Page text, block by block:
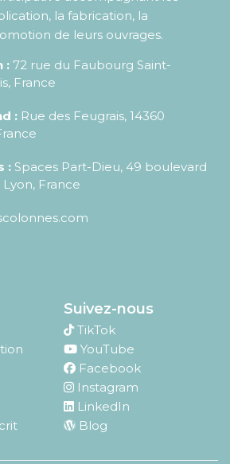
la fabrication, la
de leurs ouvrages.
: 72 rue du Faubourg Saint-
, France
: Rue des Feugrais, 14360
: Spaces Part-Dieu, 49 boulevard
France
Suivez-nous
TikTok
YouTube
Facebook
Instagram
LinkedIn
Blog